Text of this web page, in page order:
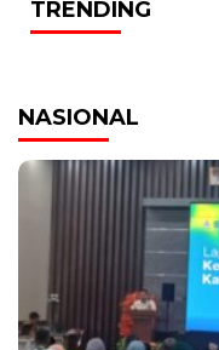
TRENDING
NASIONAL